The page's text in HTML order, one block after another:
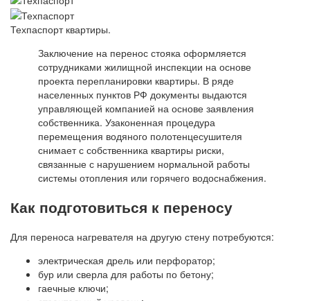
Техпаспорт квартиры.
Заключение на перенос стояка оформляется
сотрудниками жилищной инспекции на основе
проекта перепланировки квартиры. В ряде
населенных пунктов РФ документы выдаются
управляющей компанией на основе заявления
собственника. Узаконенная процедура
перемещения водяного полотенцесушителя
снимает с собственника квартиры риски,
связанные с нарушением нормальной работы
системы отопления или горячего водоснабжения.
Как подготовиться к переносу
Для переноса нагревателя на другую стену потребуются:
электрическая дрель или перфоратор;
бур или сверла для работы по бетону;
гаечные ключи;